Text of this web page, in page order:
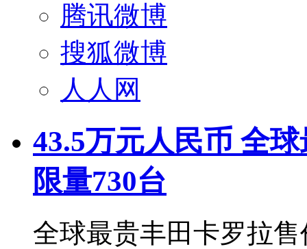
腾讯微博
搜狐微博
人人网
43.5万元人民币 全
限量730台
全球最贵丰田卡罗拉